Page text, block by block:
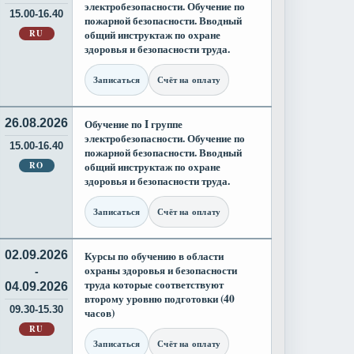
15.00-16.40
RU
электробезопасности. Обучение по
пожарной безопасности. Вводный
общий инструктаж по охране
здоровья и безопасности труда.
Записаться Счёт на оплату
26.08.2026
15.00-16.40
RO
Обучение по I группе
электробезопасности. Обучение по
пожарной безопасности. Вводный
общий инструктаж по охране
здоровья и безопасности труда.
Записаться Счёт на оплату
02.09.2026
-
04.09.2026
09.30-15.30
RU
Курсы по обучению в области
охраны здоровья и безопасности
труда которые соответствуют
второму уровню подготовки (40
часов)
Записаться Счёт на оплату